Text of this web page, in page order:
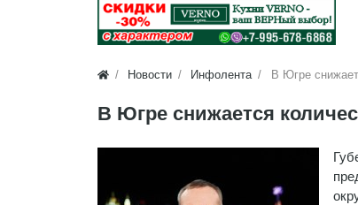
Новости Инфолента В Югре
В Югре снижается